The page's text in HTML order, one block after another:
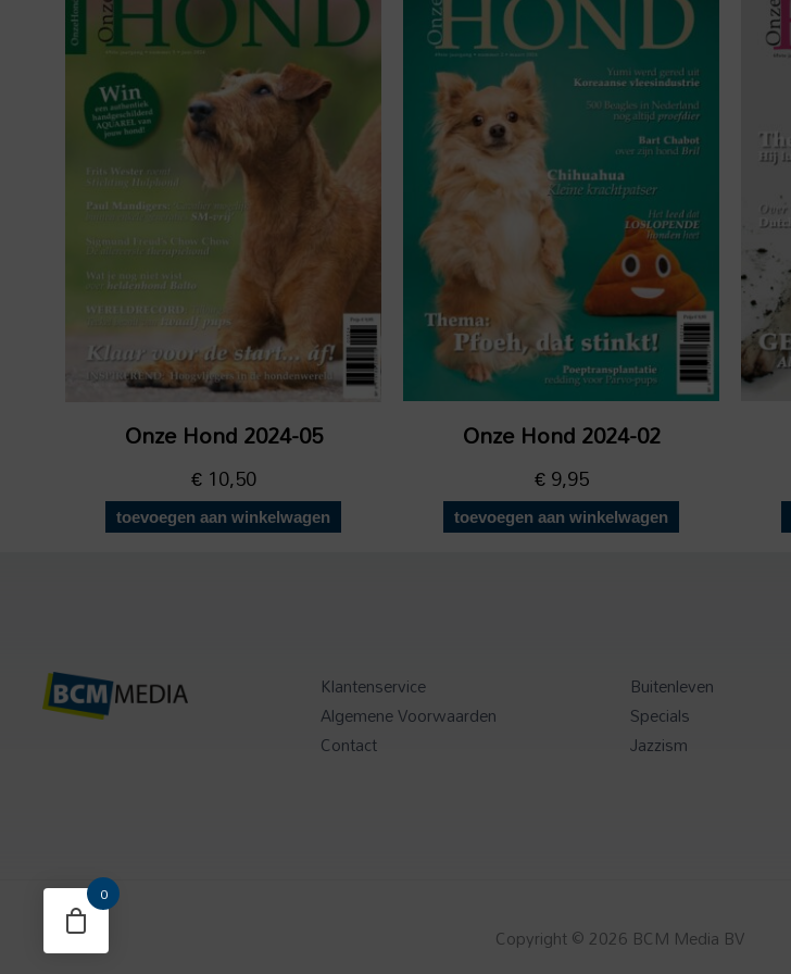
Onze Hond 2024-05
€10,50
toevoegen aan winkelwagen
Onze Hond 2024-02
€9,95
toevoegen aan winkelwagen
Klantenservice
Algemene Voorwaarden
Contact
Buitenleven
Specials
Jazzism
Copyright © 2026 BCM Media BV
0